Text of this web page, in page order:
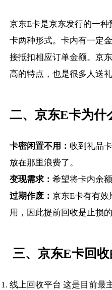
京东E卡是京东发行的一
卡两种形式。卡内有一定
接抵扣相应订单金额。京
高的特点，也是很多人送礼
二、京东E卡为什
卡密闲置不用：收到礼品
放在那里浪费了。
变现需求：希望将卡内余
过期作废：京东E卡有有
用，因此提前回收是止损的
三、京东E卡回
线上回收平台 这是目前最